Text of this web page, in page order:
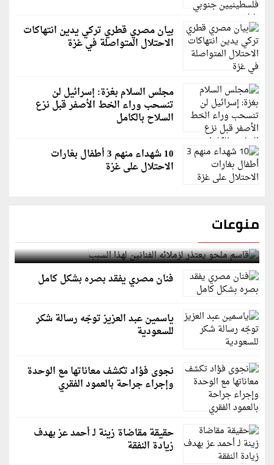
بيان مصري قطري تركي يدين انتهاكات
الاحتلال المتواصلة في غزة
مجلس السلام بغزة: إسرائيل لن
تنسحب وراء الخط الأصفر قبل نزع
السلاح بالكامل
10 شهداء منهم 3 أطفال بغارات
الاحتلال على غزة
منوعات
قاسم ملحو يعتذر لزملائه الفنانين لهذا السبب
فنان مصري يفقد بصره بشكل كامل
ياسمين عبد العزيز توجّه رسالة شكر
للسعودية
نجوى فؤاد تكشف معاناتها مع الوحدة
وإجراء جراحة بالعمود الفقري
حقيقة مقاضاة زينة لـ أحمد عز بهدف
زيادة النفقة